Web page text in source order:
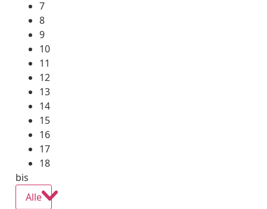
7
8
9
10
11
12
13
14
15
16
17
18
bis
Alle